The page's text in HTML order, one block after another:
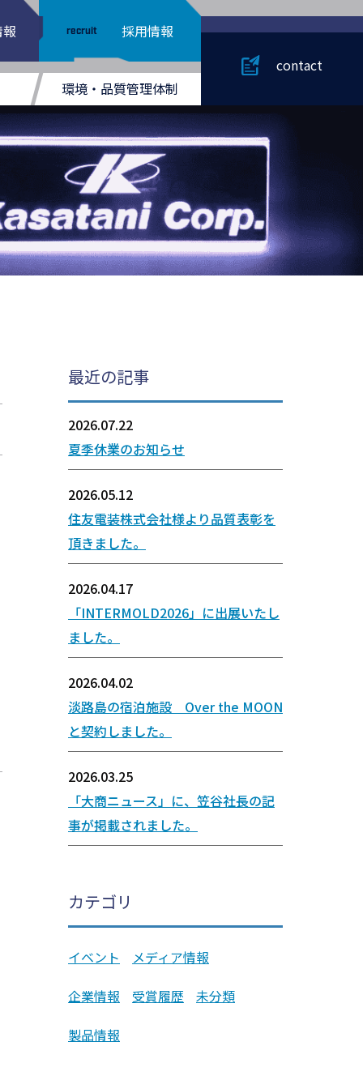
recruit 採用情報
環境・品質管理体制
contact
最近の記事
2026.07.22
夏季休業のお知らせ
2026.05.12
住友電装株式会社様より品質表彰を
頂きました。
2026.04.17
「INTERMOLD2026」に出展いたし
ました。
2026.04.02
淡路島の宿泊施設 Over the MOON
と契約しました。
2026.03.25
「大商ニュース」に、笠谷社長の記
事が掲載されました。
カテゴリ
イベント
メディア情報
企業情報
受賞履歴
未分類
製品情報